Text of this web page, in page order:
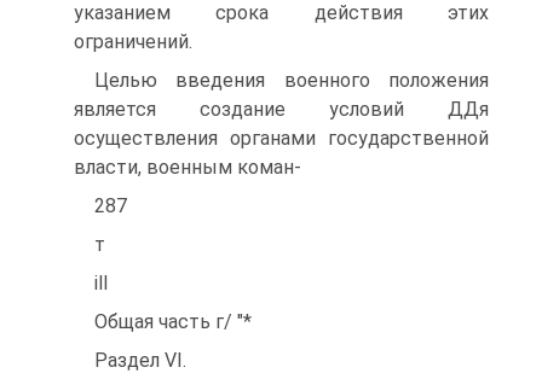
указанием срока действия этих
ограничений.
Целью введения военного положения
является создание условий ДДя
осуществления органами государственной
власти, военным коман-
287
т
ill
Общая часть г/ "*
Раздел VI.